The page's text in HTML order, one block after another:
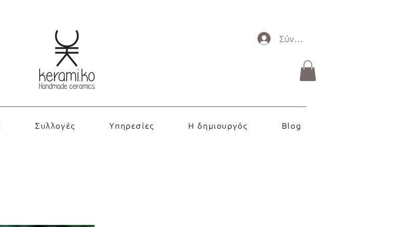
Σύνδεση
Συλλογές Υπηρεσίες Η δημιουργός Blog